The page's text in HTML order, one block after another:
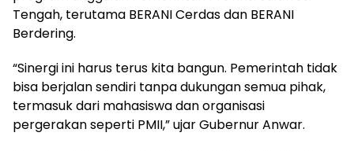
Tengah, terutama BERANI Cerdas dan BERANI
Berdering.
“Sinergi ini harus terus kita bangun. Pemerintah tidak
bisa berjalan sendiri tanpa dukungan semua pihak,
termasuk dari mahasiswa dan organisasi
pergerakan seperti PMII,” ujar Gubernur Anwar.